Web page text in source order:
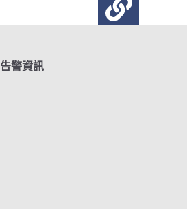
告警資訊